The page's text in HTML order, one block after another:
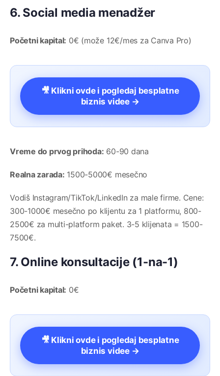
6. Social media menadžer
Početni kapital: 0€ (može 12€/mes za Canva Pro)
🎥 Klikni ovde i pogledaj besplatne
biznis videe →
Vreme do prvog prihoda: 60-90 dana
Realna zarada: 1500-5000€ mesečno
Vodiš Instagram/TikTok/LinkedIn za male firme. Cene:
300-1000€ mesečno po klijentu za 1 platformu, 800-
2500€ za multi-platform paket. 3-5 klijenata = 1500-
7500€.
7. Online konsultacije (1-na-1)
Početni kapital: 0€
🎥 Klikni ovde i pogledaj besplatne
biznis videe →